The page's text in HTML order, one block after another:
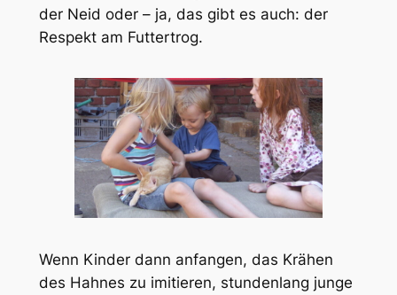
der Neid oder – ja, das gibt es auch: der
Respekt am Futtertrog.
Wenn Kinder dann anfangen, das Krähen
des Hahnes zu imitieren, stundenlang junge